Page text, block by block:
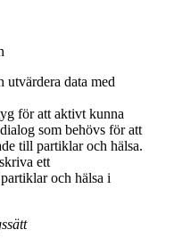
utvärdera data med
för att aktivt kunna
som behövs för att
till partiklar och hälsa.
ett
och hälsa i